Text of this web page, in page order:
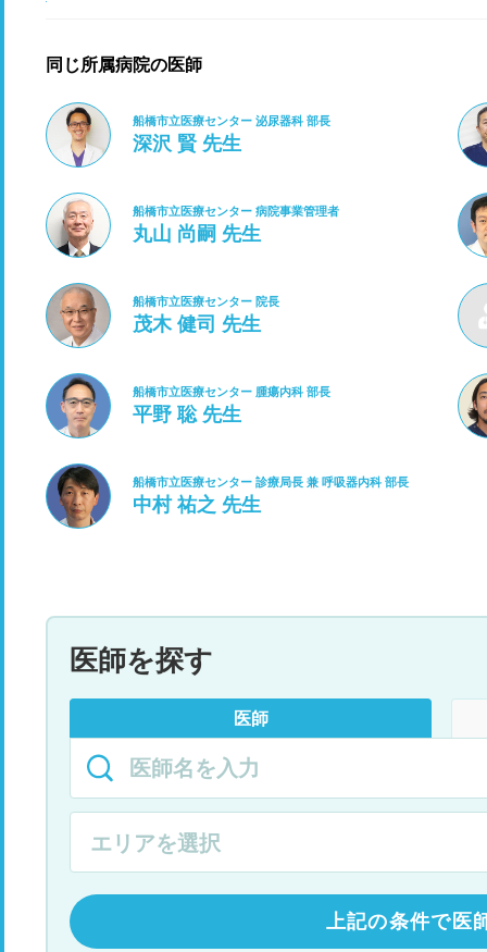
同じ所属病院の医師
船橋市立医療センター 泌尿器科 部長
深沢 賢 先生
船橋市立医療センター 病院事業管理者
丸山 尚嗣 先生
船橋市立医療センター 院長
茂木 健司 先生
船橋市立医療センター 腫瘍内科 部長
平野 聡 先生
船橋市立医療センター 診療局長 兼 呼吸器内科 部長
中村 祐之 先生
医師を探す
医師
上記の条件で医